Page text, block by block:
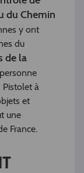
du Chemin
y ont
du
de la
Pistolet à
et
une
France.